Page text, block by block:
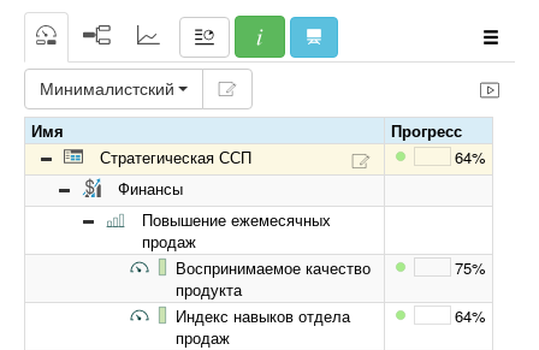
Минималистский
Имя
Прогресс
Стратегическая ССП
64%
Финансы
Повышение ежемесячных
продаж
Воспринимаемое качество
продукта
75%
Индекс навыков отдела
продаж
64%